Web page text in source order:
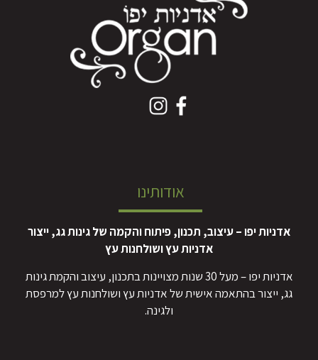
אודותינו
אדניות יפו – עיצוב, תכנון, פיתוח והקמה של גינות גג, ייצור
אדניות עץ ושולחנות עץ
אדניות יפו – מעל 30 שנות מצויינות בתכנון, עיצוב והקמת גינות
גג, ייצור בהתאמה אישית של אדניות עץ ושולחנות עץ למרפסת
ולגינה.